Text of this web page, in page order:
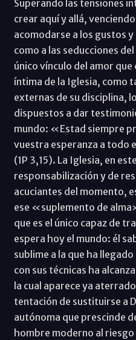
Superando las tensiones
crear aquí y allá,
acomodarse a los gustos
como a las seducciones
único vínculo del amor
íntima de la Iglesia, como
externas de su disciplina,
dispuestos a dar
mundo: «Estad siempre
vuestra esperanza a todo
(1P 3,15). La Iglesia, en
responsabilización y de
acuciantes del momento,
ese «suplemento de
que es el único capaz de
espera hoy el mundo: él
sublime a la que ha
con sus técnicas ha
la cual aparece ya
tentación de sustituirse a
autónoma que prescinde
hombre moderno al